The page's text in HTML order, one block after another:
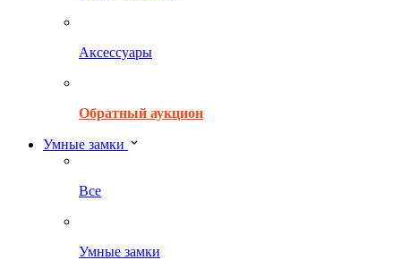
Аксессуары
Обратный аукцион
Умные замки
Все
Умные замки